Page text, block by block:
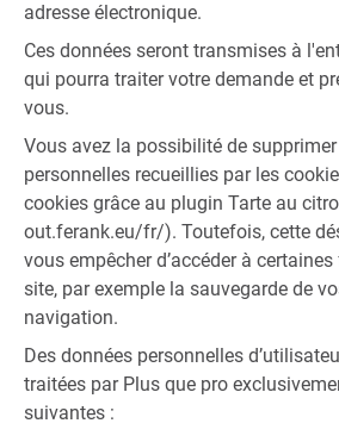
adresse électronique.
Ces données seront transmises à
qui pourra traiter votre demande et
vous.
Vous avez la possibilité de
personnelles recueillies par les
cookies grâce au plugin Tarte au
out.ferank.eu/fr/). Toutefois, cette
vous empêcher d’accéder à
site, par exemple la sauvegarde de
navigation.
Des données personnelles
traitées par Plus que pro
suivantes :